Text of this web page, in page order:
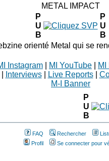
METAL IMPACT
P
U
B
P
U
B
orienté Metal qui se
Instagram MI YouTube
Interviews| Live Reports|
M-I Banner
P
U
B
FAQ Rechercher
Profil
Se connecter pour